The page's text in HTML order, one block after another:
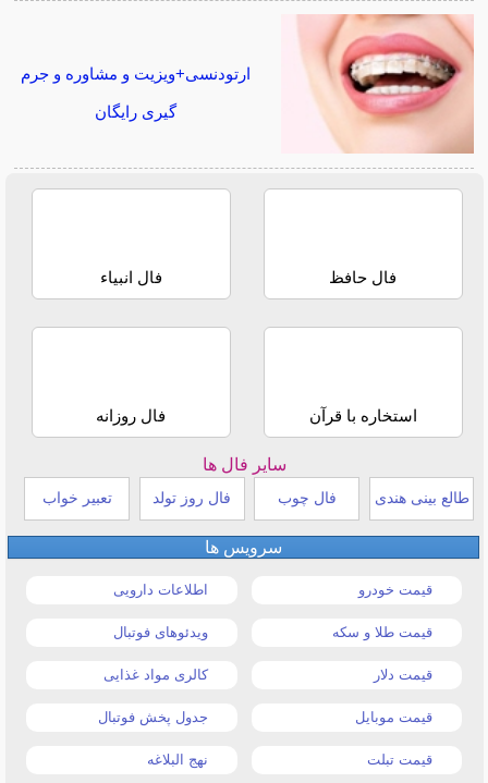
ارتودنسی+ویزیت و مشاوره و جرم
گیری رایگان
فال حافظ فال انبیاء
استخاره با قرآن فال روزانه
سایر فال ها
طالع بینی هندی فال چوب فال روز تولد تعبیر خواب
سرویس ها
قیمت خودرو اطلاعات دارویی
قیمت طلا و سکه ویدئوهای فوتبال
قیمت دلار کالری مواد غذایی
قیمت موبایل جدول پخش فوتبال
قیمت تبلت نهج البلاغه